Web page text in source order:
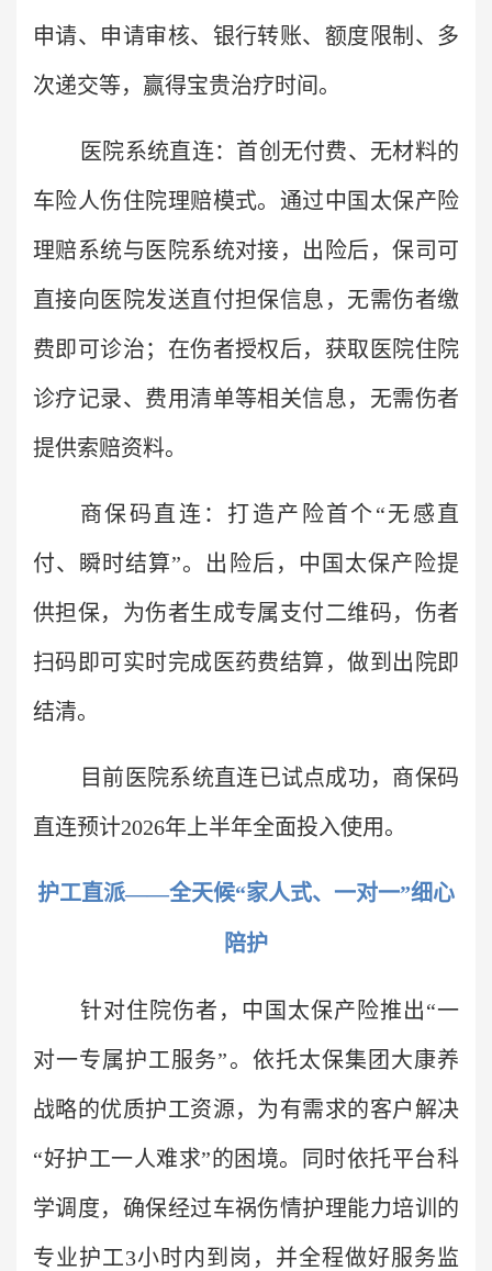
申请、申请审核、银行转账、额度限制、多
次递交等，赢得宝贵治疗时间。
医院系统直连：首创无付费、无材料的
车险人伤住院理赔模式。通过中国太保产险
理赔系统与医院系统对接，出险后，保司可
直接向医院发送直付担保信息，无需伤者缴
费即可诊治；在伤者授权后，获取医院住院
诊疗记录、费用清单等相关信息，无需伤者
提供索赔资料。
商保码直连：打造产险首个“无感直
付、瞬时结算”。出险后，中国太保产险提
供担保，为伤者生成专属支付二维码，伤者
扫码即可实时完成医药费结算，做到出院即
结清。
目前医院系统直连已试点成功，商保码
直连预计2026年上半年全面投入使用。
护工直派——全天候“家人式、一对一”细心
陪护
针对住院伤者，中国太保产险推出“一
对一专属护工服务”。依托太保集团大康养
战略的优质护工资源，为有需求的客户解决
“好护工一人难求”的困境。同时依托平台科
学调度，确保经过车祸伤情护理能力培训的
专业护工3小时内到岗，并全程做好服务监